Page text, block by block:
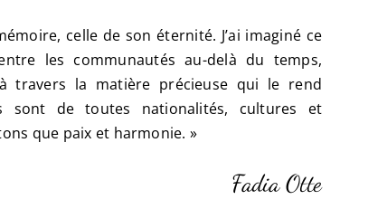
celle de son éternité. J’ai imaginé ce
les communautés au-delà du temps,
travers la matière précieuse qui le rend
sont de toutes nationalités, cultures et
que paix et harmonie. »
Fadia Otte